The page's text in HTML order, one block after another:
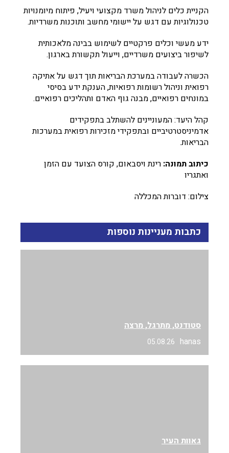
הקניית כלים לניהול משרד מקצועי ויעיל, פיתוח מיומנויות
טכנולוגיות עם דגש על יישומי מחשב ותוכנות משרדיות.
ידע מעשי וכלים פרקטיים לשימוש בבינה מלאכותית
לשיפור ביצועים משרדיים, וייעול תקשורת בארגון.
הכשרה לעבודה במערכת הבריאות תוך דגש על אתיקה
רפואית וניהול רשומות רפואיות, הענקת ידע בסיסי
במונחים רפואיים, מבנה גוף האדם ותהליכים רפואיים.
קהל היעד: המעוניינים להשתלב בתפקידים
אדמיניסטרטיביים ובתפקידי מזכירות רפואית במערכות
הבריאות.
כיתוב תמונה: רינת ויסבאום, קורס הצועד עם הזמן
ואתגריו
צילום: דוברות המכללה
כתבות מעניינות נוספות
סטודנט, מתרגל, מרצה
hanas
05.08.26
גאוות העיר